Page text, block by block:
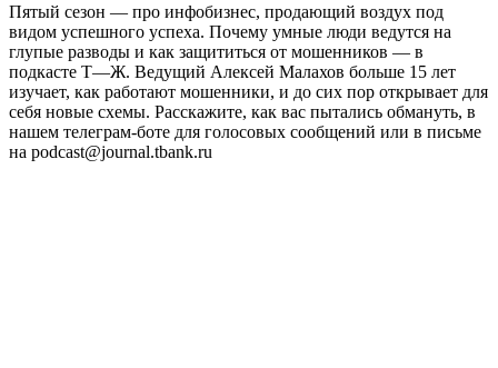
Пятый сезон — про инфобизнес, продающий воздух под
видом успешного успеха. Почему умные люди ведутся на
глупые разводы и как защититься от мошенников — в
подкасте Т—Ж. Ведущий Алексей Малахов больше 15 лет
изучает, как работают мошенники, и до сих пор открывает для
себя новые схемы. Расскажите, как вас пытались обмануть, в
нашем телеграм-боте для голосовых сообщений или в письме
на podcast@journal.tbank.ru